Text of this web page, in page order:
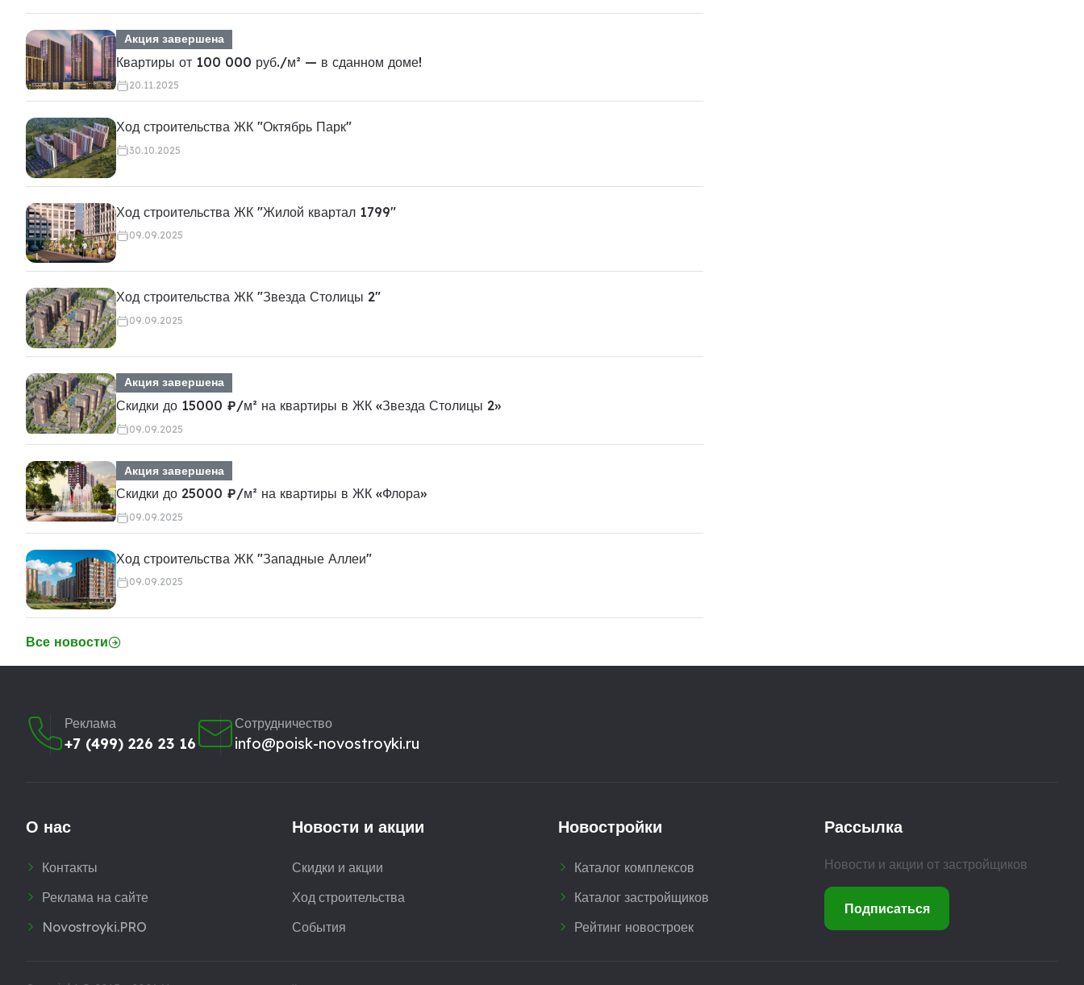
Акция завершена
Квартиры от 100 000 руб./м² — в сданном доме!
20.11.2025
Ход строительства ЖК "Октябрь Парк"
30.10.2025
Ход строительства ЖК "Жилой квартал 1799"
09.09.2025
Ход строительства ЖК "Звезда Столицы 2"
09.09.2025
Акция завершена
Скидки до 15000 ₽/м² на квартиры в ЖК «Звезда Столицы 2»
09.09.2025
Акция завершена
Скидки до 25000 ₽/м² на квартиры в ЖК «Флора»
09.09.2025
Ход строительства ЖК "Западные Аллеи"
09.09.2025
Все новости
Реклама
+7 (499) 226 23 16
Сотрудничество
info@poisk-novostroyki.ru
О нас
Контакты
Реклама на сайте
Novostroyki.PRO
Новости и акции
Скидки и акции
Ход строительства
События
Новостройки
Каталог комплексов
Каталог застройщиков
Рейтинг новостроек
Рассылка
Новости и акции от застройщиков
Подписаться